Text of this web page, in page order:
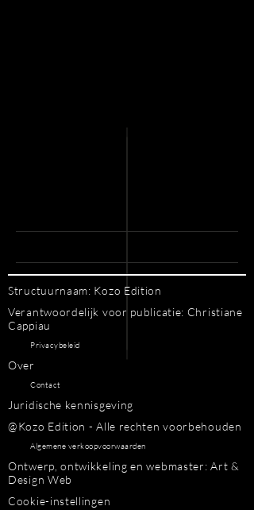
Structuurnaam: Kozo Edition
Verantwoordelijk voor publicatie: Christiane
Cappiau
Privacybeleid
Over
Contact
Juridische kennisgeving
@Kozo Edition - Alle rechten voorbehouden
Algemene verkoopvoorwaarden
Ontwerp, ontwikkeling en webmaster: Art &
Design Web
Cookie-instellingen